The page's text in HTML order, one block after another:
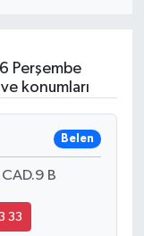
Perşembe
konumları
Belen
B
33